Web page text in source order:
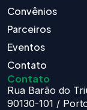
Convênios
Parceiros
Eventos
Contato
Contato
Rua Barão do
90130-101 /